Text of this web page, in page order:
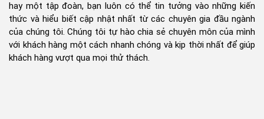
hay một tập đoàn, bạn luôn có thể tin tưởng vào những kiến
thức và hiểu biết cập nhật nhất từ các chuyên gia đầu ngành
của chúng tôi. Chúng tôi tự hào chia sẻ chuyên môn của mình
với khách hàng một cách nhanh chóng và kịp thời nhất để giúp
khách hàng vượt qua mọi thử thách.